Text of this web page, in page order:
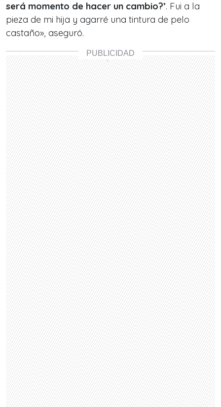
será momento de hacer un cambio?’. Fui a la
pieza de mi hija y agarré una tintura de pelo
castaño», aseguró.